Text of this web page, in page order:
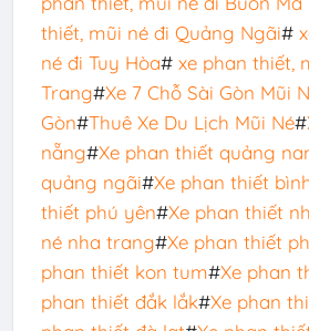
thiết, mũi né đi Quảng Ngãi#
né đi Tuy Hòa# xe phan thiết,
Trang#Xe 7 Chỗ Sài Gòn Mũi
Gòn#Thuê Xe Du Lịch Mũi Né#
nẵng#Xe phan thiết quảng
quảng ngãi#Xe phan thiết
thiết phú yên#Xe phan thiết
né nha trang#Xe phan thiết
phan thiết kon tum#Xe phan
phan thiết đắk lắk#Xe phan